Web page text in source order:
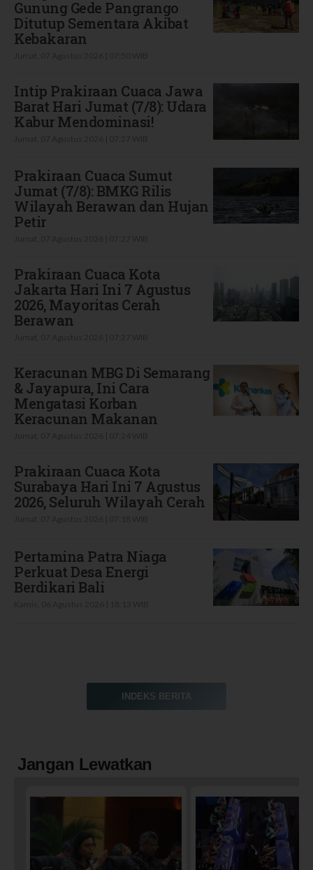
Gunung Gede Pangrango
Ditutup Sementara Akibat
Kebakaran
Intip Prakiraan Cuaca Jawa
Barat Hari Jumat (7/8): Udara
Kabur Mendominasi!
Prakiraan Cuaca Sumut
Jumat (7/8): BMKG Rilis
Wilayah Berawan dan Hujan
Petir
Prakiraan Cuaca Kota
Jakarta Hari Ini 7 Agustus
2026, Mayoritas Cerah
Berawan
Keracunan MBG Di Semarang
& Jayapura, Ini Cara
Mengatasi Korban
Keracunan Makanan
Prakiraan Cuaca Kota
Surabaya Hari Ini 7 Agustus
2026, Seluruh Wilayah Cerah
Pertamina Patra Niaga
Perkuat Desa Energi
Berdikari Bali
INDEKS BERITA
Jangan Lewatkan